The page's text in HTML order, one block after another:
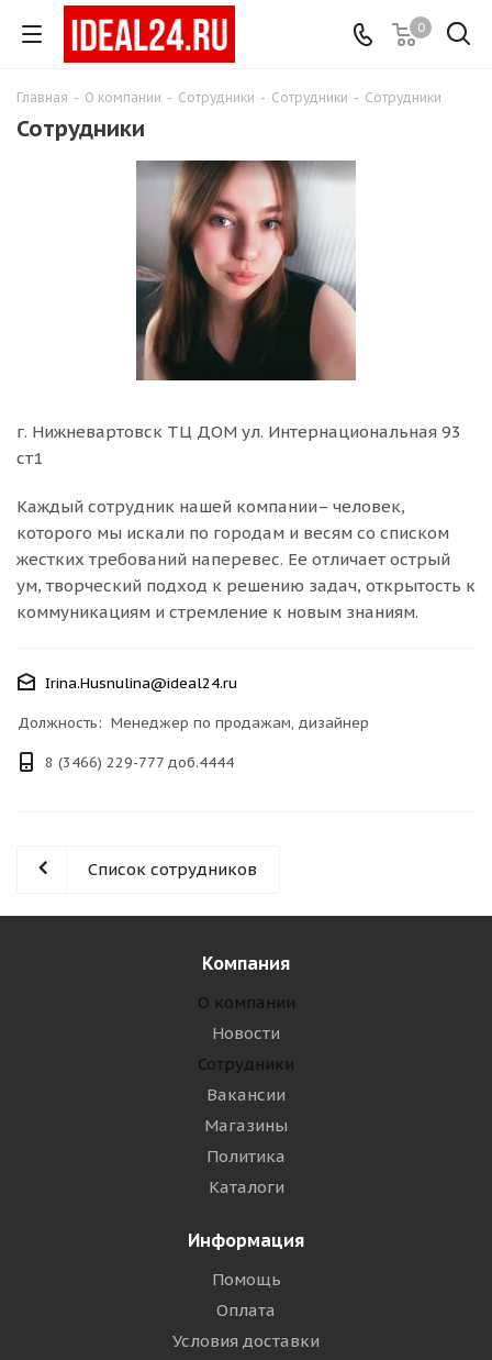
0
Главная - О компании - Сотрудники - Сотрудники - Сотрудники
Сотрудники
г. Нижневартовск ТЦ ДОМ ул. Интернациональная 93
ст1
Каждый сотрудник нашей компании– человек,
которого мы искали по городам и весям со списком
жестких требований наперевес. Ее отличает острый
ум, творческий подход к решению задач, открытость к
коммуникациям и стремление к новым знаниям.
Irina.Husnulina@ideal24.ru
Должность: Менеджер по продажам, дизайнер
8 (3466) 229-777 доб.4444
Список сотрудников
Компания
О компании
Новости
Сотрудники
Вакансии
Магазины
Политика
Каталоги
Информация
Помощь
Оплата
Условия доставки